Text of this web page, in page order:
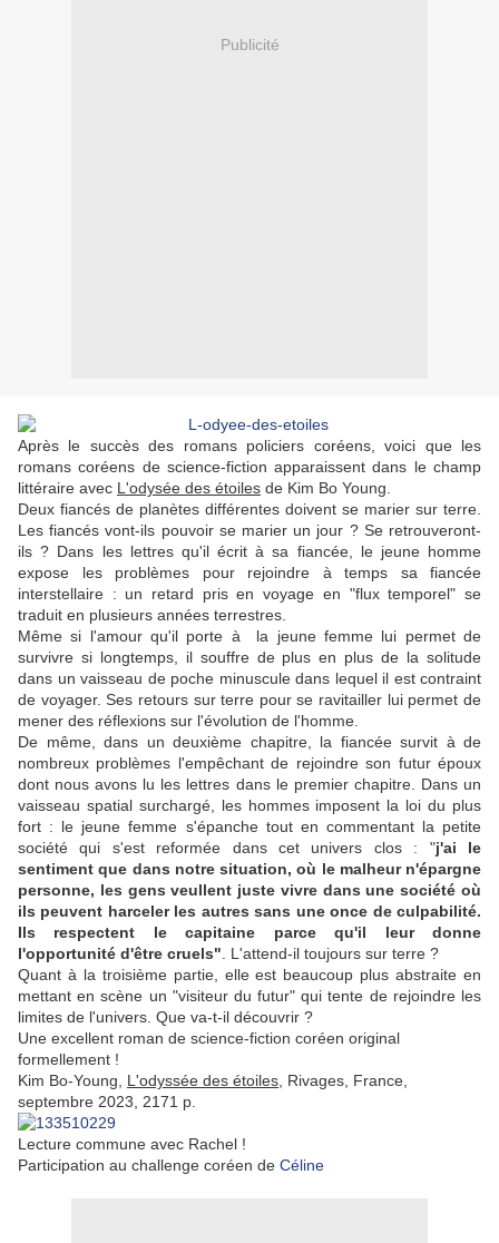
Publicité
Après le succès des romans policiers coréens, voici que les
romans coréens de science-fiction apparaissent dans le champ
littéraire avec L'odysée des étoiles de Kim Bo Young.
Deux fiancés de planètes différentes doivent se marier sur terre.
Les fiancés vont-ils pouvoir se marier un jour ? Se retrouveront-
ils ? Dans les lettres qu'il écrit à sa fiancée, le jeune homme
expose les problèmes pour rejoindre à temps sa fiancée
interstellaire : un retard pris en voyage en "flux temporel" se
traduit en plusieurs années terrestres.
Même si l'amour qu'il porte à la jeune femme lui permet de
survivre si longtemps, il souffre de plus en plus de la solitude
dans un vaisseau de poche minuscule dans lequel il est contraint
de voyager. Ses retours sur terre pour se ravitailler lui permet de
mener des réflexions sur l'évolution de l'homme.
De même, dans un deuxième chapitre, la fiancée survit à de
nombreux problèmes l'empêchant de rejoindre son futur époux
dont nous avons lu les lettres dans le premier chapitre. Dans un
vaisseau spatial surchargé, les hommes imposent la loi du plus
fort : le jeune femme s'épanche tout en commentant la petite
société qui s'est reformée dans cet univers clos : "j'ai le
sentiment que dans notre situation, où le malheur n'épargne
personne, les gens veullent juste vivre dans une société où
ils peuvent harceler les autres sans une once de culpabilité.
Ils respectent le capitaine parce qu'il leur donne
l'opportunité d'être cruels" . L'attend-il toujours sur terre ?
Quant à la troisième partie, elle est beaucoup plus abstraite en
mettant en scène un "visiteur du futur" qui tente de rejoindre les
limites de l'univers. Que va-t-il découvrir ?
Une excellent roman de science-fiction coréen original
formellement !
Kim Bo-Young, L'odyssée des étoiles , Rivages, France,
septembre 2023, 2171 p.
Lecture commune avec Rachel !
Participation au challenge coréen de Céline